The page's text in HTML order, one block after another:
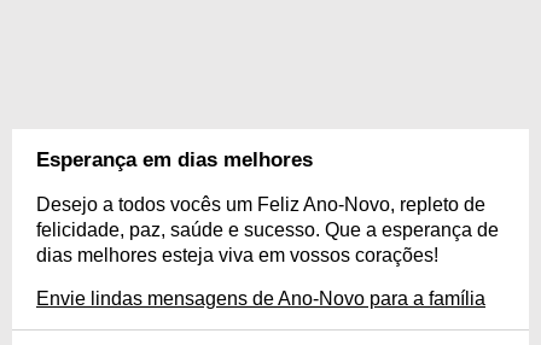
Esperança em dias melhores
Desejo a todos vocês um Feliz Ano-Novo, repleto de
felicidade, paz, saúde e sucesso. Que a esperança de
dias melhores esteja viva em vossos corações!
Envie lindas mensagens de Ano-Novo para a família